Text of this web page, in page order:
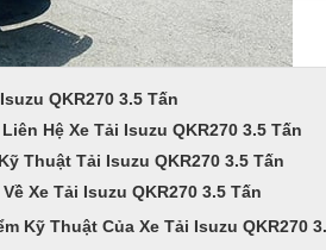
QKR270 3.5 Tấn
Hệ Xe Tải Isuzu QKR270 3.5 Tấn
Thuật Tải Isuzu QKR270 3.5 Tấn
Xe Tải Isuzu QKR270 3.5 Tấn
Kỹ Thuật Của Xe Tải Isuzu QKR270